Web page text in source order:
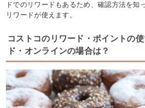
ドでのリワードもあるため、確認方法を知
リワードが使えます。
コストコのリワード・ポイントの
ド・オンラインの場合は？